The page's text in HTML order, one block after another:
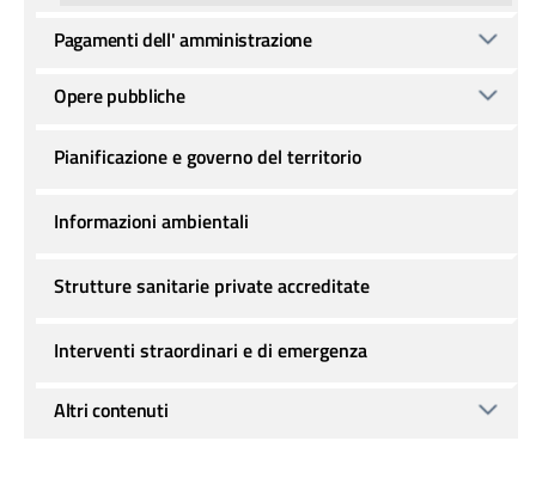
Pagamenti dell' amministrazione
Opere pubbliche
Pianificazione e governo del territorio
Informazioni ambientali
Strutture sanitarie private accreditate
Interventi straordinari e di emergenza
Altri contenuti